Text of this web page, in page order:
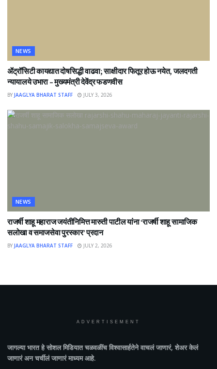
NEWS
ॲट्रॉसिटी कायद्यात दोषसिद्धी वाढवा; साक्षीदार फितूर होऊ नयेत, जलदगती
न्यायालये उभारा – मुख्यमंत्री देवेंद्र फडणवीस
BY JAAGLYA BHARAT STAFF JULY 3, 2026
NEWS
राजर्षी शाहू महाराज जयंतीनिमित्त मारुती पाटील यांना ‘राजर्षी शाहू सामाजिक
सलोखा व समाजसेवा पुरस्कार’ प्रदान
BY JAAGLYA BHARAT STAFF JULY 2, 2026
ADVERTISEMENT
जागल्या भारतहे सोशल मिडियात चळवळींच विश्वासार्हतेने वाचलं जाणारं, शेअर केलं
जाणारं अन चर्चीलं जाणारं माध्यम आहे.